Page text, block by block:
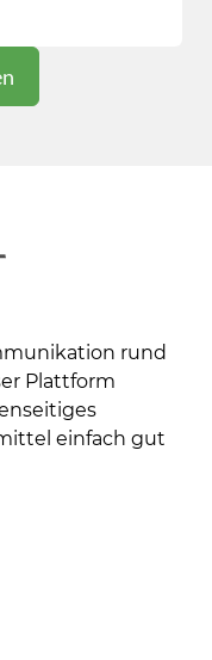
rund
Plattform
einfach gut